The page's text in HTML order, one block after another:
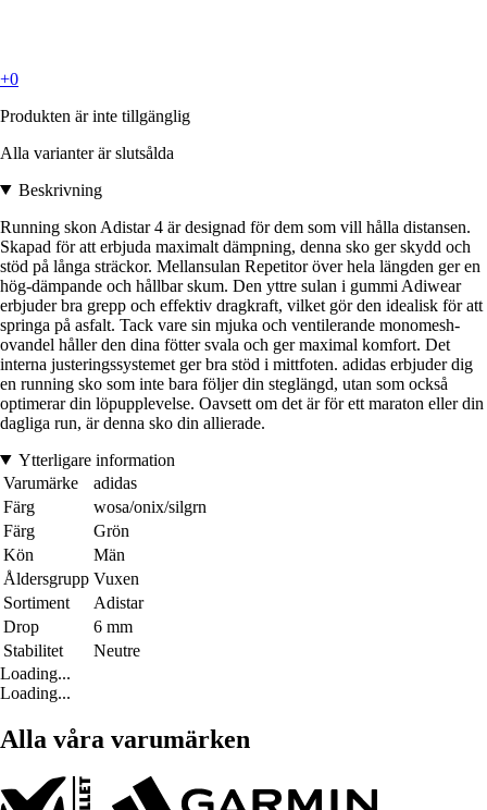
+0
Produkten är inte tillgänglig
Alla varianter är slutsålda
Beskrivning
Running skon Adistar 4 är designad för dem som vill hålla distansen.
Skapad för att erbjuda maximalt dämpning, denna sko ger skydd och
stöd på långa sträckor. Mellansulan Repetitor över hela längden ger en
hög-dämpande och hållbar skum. Den yttre sulan i gummi Adiwear
erbjuder bra grepp och effektiv dragkraft, vilket gör den idealisk för att
springa på asfalt. Tack vare sin mjuka och ventilerande monomesh-
ovandel håller den dina fötter svala och ger maximal komfort. Det
interna justeringssystemet ger bra stöd i mittfoten. adidas erbjuder dig
en running sko som inte bara följer din steglängd, utan som också
optimerar din löpupplevelse. Oavsett om det är för ett maraton eller din
dagliga run, är denna sko din allierade.
Ytterligare information
Varumärke
adidas
Färg
wosa/onix/silgrn
Färg
Grön
Kön
Män
Åldersgrupp Vuxen
Sortiment
Adistar
Drop
6 mm
Stabilitet
Neutre
Loading...
Loading...
Alla våra varumärken